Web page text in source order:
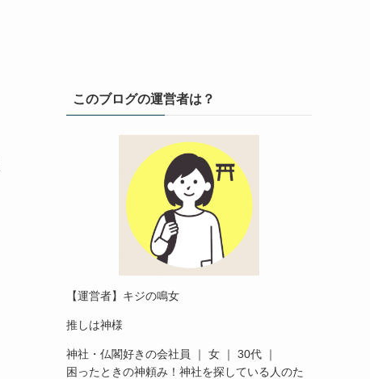
このブログの運営者は？
【運営者】キジの鳴女
推しは神様
神社・仏閣好きの会社員 ｜ 女 ｜ 30代 ｜
困ったときの神頼み！神社を探している人のた